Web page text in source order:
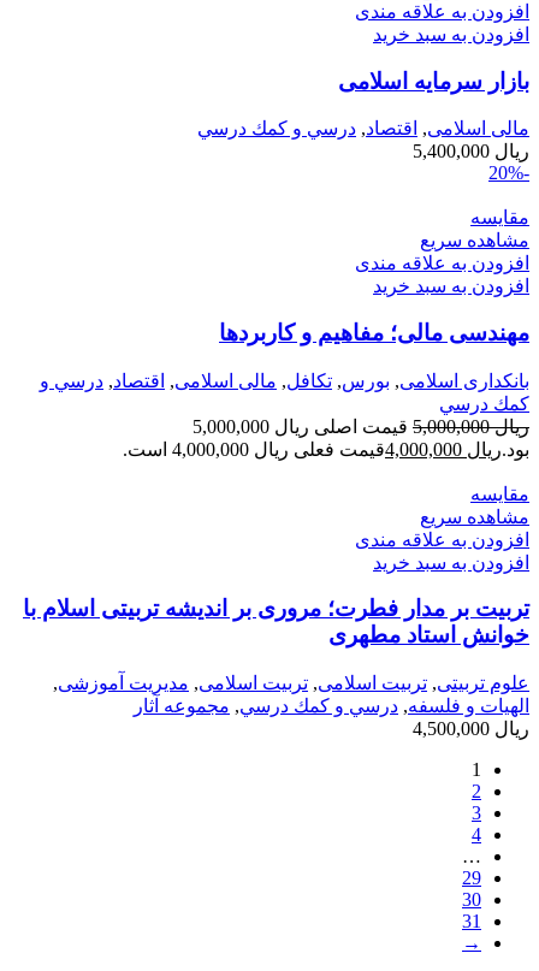
افزودن به علاقه مندی
افزودن به سبد خرید
بازار سرمایه اسلامی
مالی اسلامی, اقتصاد, درسي و كمك درسي
ریال
-20%
مقایسه
مشاهده سریع
افزودن به علاقه مندی
افزودن به سبد خرید
مهندسی مالی؛ مفاهیم و کاربردها
بانکداری اسلامی, بورس, تکافل, مالی اسلامی, اقتصاد, درسي و
كمك درسي
ریال5,000,000
قیمت اصلی ریال 5,000,000
بود.ریال قیمت فعلی ریال 4,000,000 است.
مقایسه
مشاهده سریع
افزودن به علاقه مندی
افزودن به سبد خرید
تربیت بر مدار فطرت؛ مروری بر اندیشه تربیتی اسلام با
خوانش استاد مطهری
علوم تربیتی, تربیت اسلامی, تربیت اسلامی, مدیریت آموزشی,
الهیات و فلسفه, درسي و كمك درسي, مجموعه آثار
ریال
1
2
3
4
…
29
30
31
→